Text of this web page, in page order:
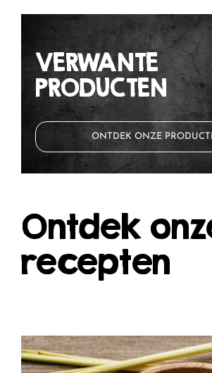
VERWANTE
PRODUCTEN
ONTDEK ONZE
Ontdek
recepten